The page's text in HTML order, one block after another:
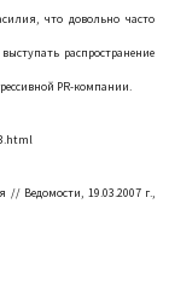
что довольно часто
распространение
PR-компании.
Ведомости, 19.03.2007 г.,